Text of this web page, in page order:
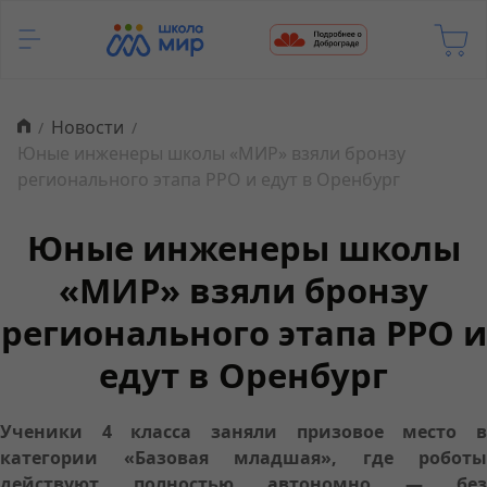
Новости
Юные инженеры школы «МИР» взяли бронзу
регионального этапа РРО и едут в Оренбург
Юные инженеры школы
«МИР» взяли бронзу
регионального этапа РРО и
едут в Оренбург
Ученики 4 класса заняли призовое место в
категории «Базовая младшая», где роботы